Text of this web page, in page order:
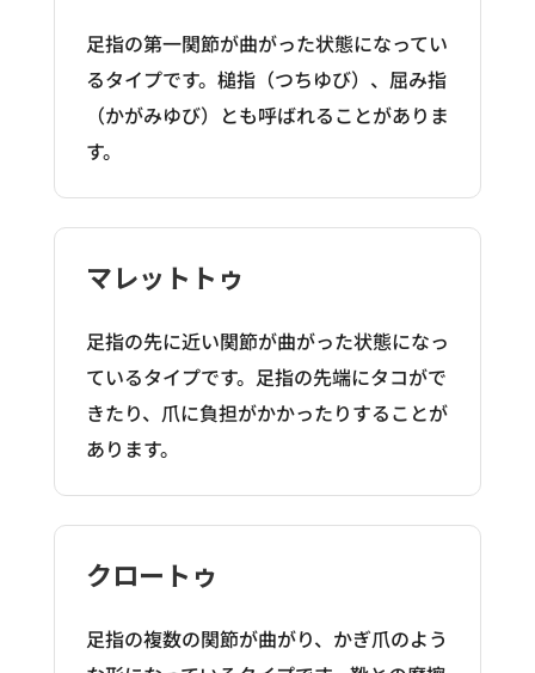
足指の第一関節が曲がった状態になってい
るタイプです。槌指（つちゆび）、屈み指
（かがみゆび）とも呼ばれることがありま
す。
マレットトゥ
足指の先に近い関節が曲がった状態になっ
ているタイプです。足指の先端にタコがで
きたり、爪に負担がかかったりすることが
あります。
クロートゥ
足指の複数の関節が曲がり、かぎ爪のよう